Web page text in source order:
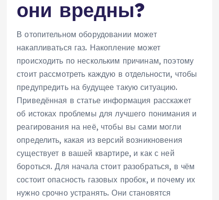
они вредны?
В отопительном оборудовании может
накапливаться газ. Накопление может
происходить по нескольким причинам, поэтому
стоит рассмотреть каждую в отдельности, чтобы
предупредить на будущее такую ситуацию.
Приведённая в статье информация расскажет
об истоках проблемы для лучшего понимания и
реагирования на неё, чтобы вы сами могли
определить, какая из версий возникновения
существует в вашей квартире, и как с ней
бороться. Для начала стоит разобраться, в чём
состоит опасность газовых пробок, и почему их
нужно срочно устранять. Они становятся